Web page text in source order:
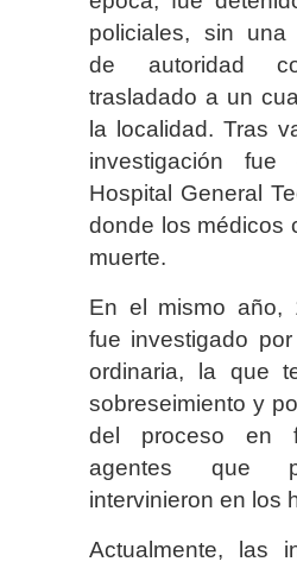
policiales, sin una
de autoridad
trasladado a un
la localidad. Tras
investigación fue
Hospital General
donde los médicos
muerte.
En el mismo año,
fue investigado
ordinaria, la que
sobreseimiento y
del proceso en
agentes que
intervinieron en los
Actualmente, las